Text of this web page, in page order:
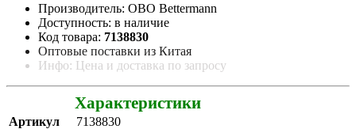
Производитель: OBO Bettermann
Доступность: в наличие
Код товара: 7138830
Оптовые поставки из Китая
Инфо: Цена и доставка по запросу
Характеристики
Артикул
7138830